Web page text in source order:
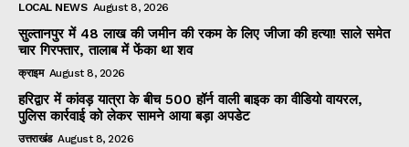
LOCAL NEWS August 8, 2026
सुल्तानपुर में 48 लाख की जमीन की रकम के लिए जीजा की हत्या! साले समेत
चार गिरफ्तार, तालाब में फेंका था शव
क्राइम August 8, 2026
हरिद्वार में कांवड़ यात्रा के बीच 500 हॉर्न वाली बाइक का वीडियो वायरल,
पुलिस कार्रवाई को लेकर सामने आया बड़ा अपडेट
उत्तराखंड August 8, 2026